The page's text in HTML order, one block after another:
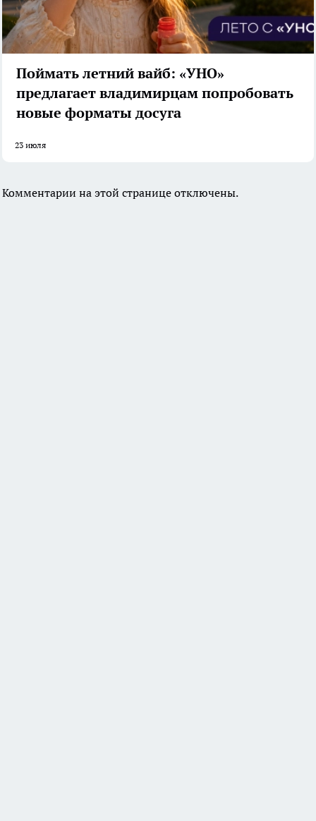
Поймать летний вайб: «УНО»
предлагает владимирцам попробовать
новые форматы досуга
23 июля
Комментарии на этой странице отключены.